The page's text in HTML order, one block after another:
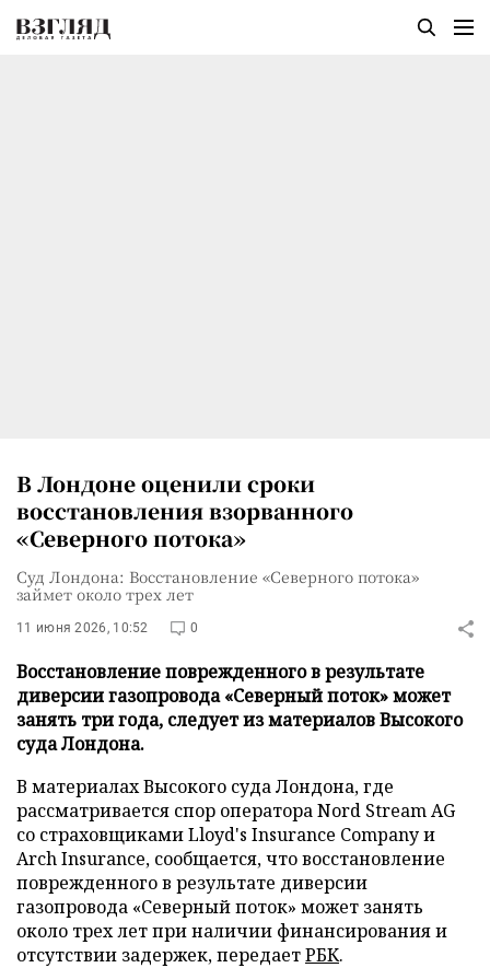
В Лондоне оценили сроки
восстановления взорванного
«Северного потока»
Суд Лондона: Восстановление «Северного потока»
займет около трех лет
11 июня 2026, 10:52 0
Восстановление поврежденного в результате
диверсии газопровода «Северный поток» может
занять три года, следует из материалов Высокого
суда Лондона.
В материалах Высокого суда Лондона, где
рассматривается спор оператора Nord Stream AG
со страховщиками Lloyd's Insurance Company и
Arch Insurance, сообщается, что восстановление
поврежденного в результате диверсии
газопровода «Северный поток» может занять
около трех лет при наличии финансирования и
отсутствии задержек, передаетРБК.